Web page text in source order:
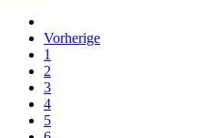
Vorherige
1
2
3
4
5